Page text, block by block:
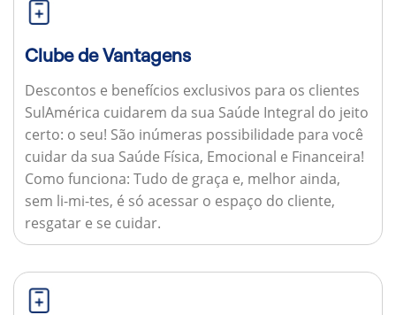
Clube de Vantagens
Descontos e benefícios exclusivos para os clientes
SulAmérica cuidarem da sua Saúde Integral do jeito
certo: o seu! São inúmeras possibilidade para você
cuidar da sua Saúde Física, Emocional e Financeira!
Como funciona: Tudo de graça e, melhor ainda,
sem li-mi-tes, é só acessar o espaço do cliente,
resgatar e se cuidar.